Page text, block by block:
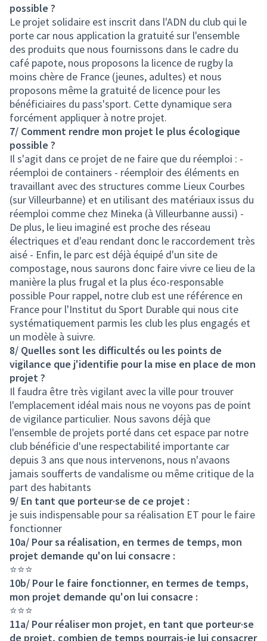
possible ?
Le projet solidaire est inscrit dans l'ADN du club qui le
porte car nous application la gratuité sur l'ensemble
des produits que nous fournissons dans le cadre du
café papote, nous proposons la licence de rugby la
moins chère de France (jeunes, adultes) et nous
proposons même la gratuité de licence pour les
bénéficiaires du pass'sport. Cette dynamique sera
forcément appliquer à notre projet.
7/ Comment rendre mon projet le plus écologique
possible ?
Il s'agit dans ce projet de ne faire que du réemploi : -
réemploi de containers - réemploir des éléments en
travaillant avec des structures comme Lieux Courbes
(sur Villeurbanne) et en utilisant des matériaux issus du
réemploi comme chez Mineka (à Villeurbanne aussi) -
De plus, le lieu imaginé est proche des réseau
électriques et d'eau rendant donc le raccordement très
aisé - Enfin, le parc est déjà équipé d'un site de
compostage, nous saurons donc faire vivre ce lieu de la
manière la plus frugal et la plus éco-responsable
possible Pour rappel, notre club est une référence en
France pour l'Institut du Sport Durable qui nous cite
systématiquement parmis les club les plus engagés et
un modèle à suivre.
8/ Quelles sont les difficultés ou les points de
vigilance que j'identifie pour la mise en place de mon
projet ?
Il faudra être très vigilant avec la ville pour trouver
l'emplacement idéal mais nous ne voyons pas de point
de vigilance particulier. Nous savons déjà que
l'ensemble de projets porté dans cet espace par notre
club bénéficie d'une respectabilité importante car
depuis 3 ans que nous intervenons, nous n'avaons
jamais soufferts de vandalisme ou même critique de la
part des habitants
9/ En tant que porteur·se de ce projet :
je suis indispensable pour sa réalisation ET pour le faire
fonctionner
10a/ Pour sa réalisation, en termes de temps, mon
projet demande qu'on lui consacre :
⭐⭐⭐
10b/ Pour le faire fonctionner, en termes de temps,
mon projet demande qu'on lui consacre :
⭐⭐⭐
11a/ Pour réaliser mon projet, en tant que porteur·se
de projet, combien de temps pourrais-je lui consacrer